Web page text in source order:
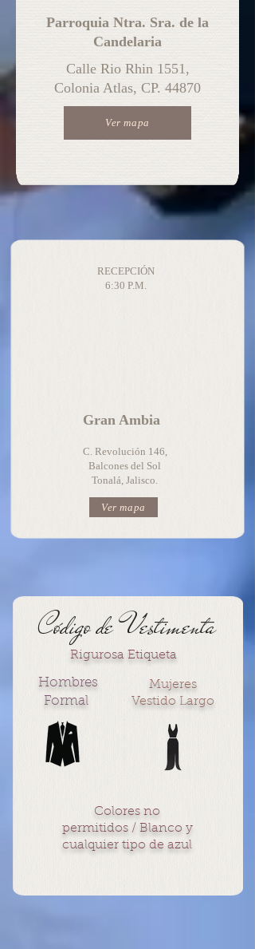
Parroquia Ntra. Sra. de la
Candelaria
Calle Rio Rhin 1551,
Colonia Atlas, CP. 44870
Ver mapa
RECEPCIÓN
6:30 P.M.
Gran Ambia
C. Revolución 146,
Balcones del Sol
Tonalá, Jalisco.
Ver mapa
Código de Vestimenta
Rigurosa Etiqueta
Hombres
Formal
Mujeres
Vestido Largo
Colores no
permitidos / Blanco y
cualquier tipo de azul